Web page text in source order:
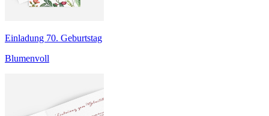
Einladung 70. Geburtstag
Blumenvoll